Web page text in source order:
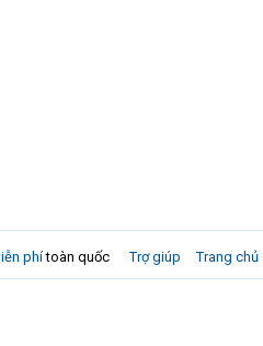
Trợ giúp Trang chủ
phítoàn quốc